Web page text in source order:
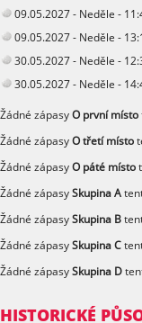
09.05.2027 - Neděle -
09.05.2027 - Neděle -
30.05.2027 - Neděle -
30.05.2027 - Neděle -
Žádné zápasyO první místo
Žádné zápasyO třetí místo
Žádné zápasyO páté místo
Žádné zápasySkupina A
Žádné zápasySkupina B
Žádné zápasySkupina C
Žádné zápasySkupina D
HISTORICKÉ